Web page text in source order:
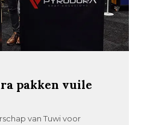
pakken vuile
van Tuwi voor